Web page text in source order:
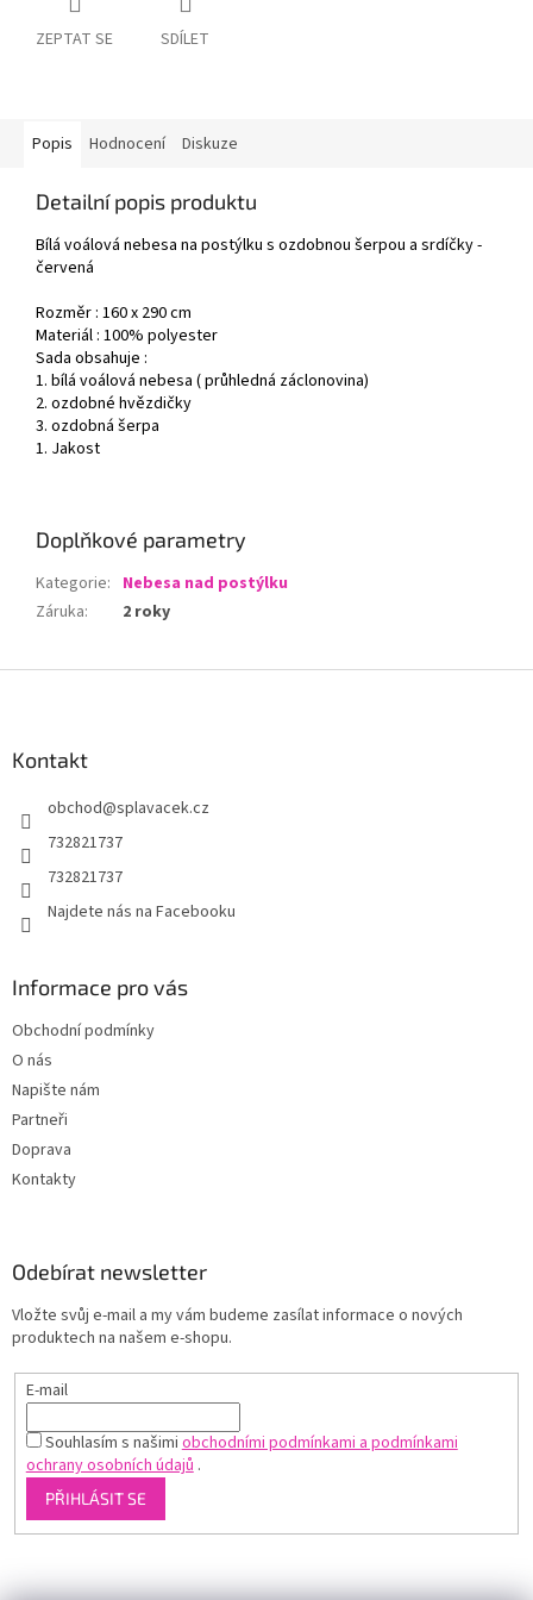
ZEPTAT SE SDÍLET
Popis Hodnocení Diskuze
Detailní popis produktu
Bílá voálová nebesa na postýlku s ozdobnou šerpou a srdíčky -
červená
Rozměr : 160 x 290 cm
Materiál : 100% polyester
Sada obsahuje :
1. bílá voálová nebesa ( průhledná záclonovina)
2. ozdobné hvězdičky
3. ozdobná šerpa
1. Jakost
Doplňkové parametry
Kategorie: Nebesa nad postýlku
Záruka: 2 roky
Kontakt
obchod@splavacek.cz
732821737
732821737
Najdete nás na Facebooku
Informace pro vás
Obchodní podmínky
O nás
Napište nám
Partneři
Doprava
Kontakty
Odebírat newsletter
Vložte svůj e-mail a my vám budeme zasílat informace o nových
produktech na našem e-shopu.
E-mail
Souhlasím s našimiobchodními podmínkami a podmínkami
ochrany osobních údajů.
PŘIHLÁSIT SE